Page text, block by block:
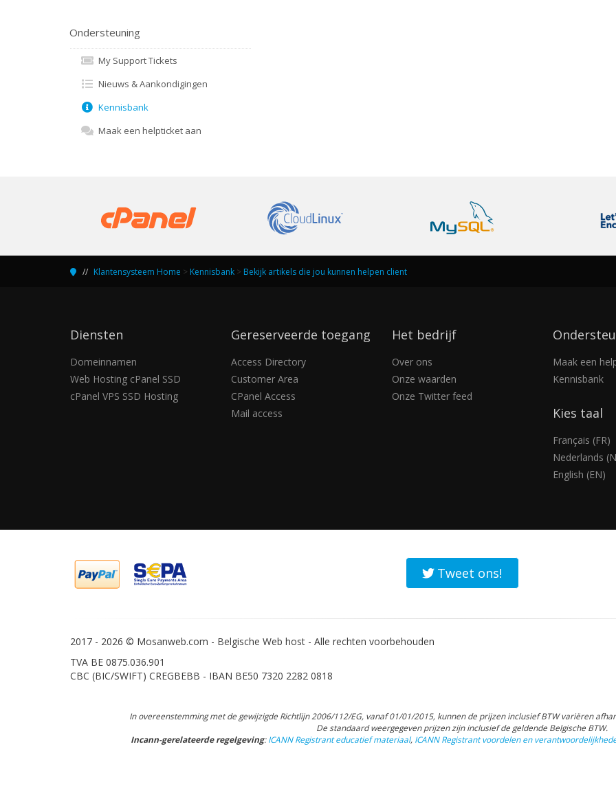
Ondersteuning
My Support Tickets
Nieuws & Aankondigingen
Kennisbank
Maak een helpticket aan
Klantensysteem Home > Kennisbank > Bekijk artikels die jou kunnen helpen client
Diensten
Domeinnamen
Web Hosting cPanel SSD
cPanel VPS SSD Hosting
Gereserveerde toegang
Access Directory
Customer Area
CPanel Access
Mail access
Het bedrijf
Over ons
Onze waarden
Onze Twitter feed
Maak een
Kennisbank
Kies taal
Français (FR)
Nederlands
English (EN)
Tweet ons!
2017 - 2026 © Mosanweb.com - Belgische Web host - Alle rechten voorbehouden
TVA BE 0875.036.901
CBC (BIC/SWIFT) CREGBEBB - IBAN BE50 7320 2282 0818
In overeenstemming met de gewijzigde Richtlijn 2006/112/EG, vanaf 01/01/2015, kunnen de prijzen inclusief BTW variëren
De standaard weergegeven prijzen zijn inclusief de geldende Belgische BTW.
Incann-gerelateerde regelgeving:ICANN Registrant educatief materiaal, ICANN Registrant voordelen en